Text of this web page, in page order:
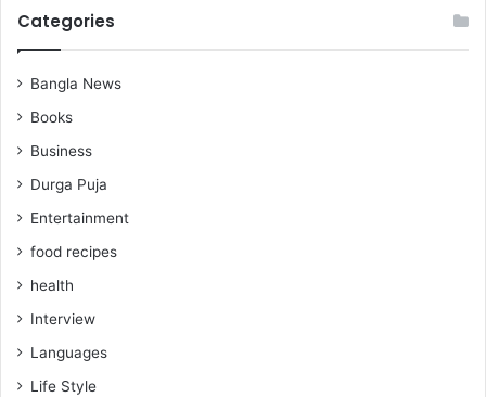
Categories
Bangla News
Books
Business
Durga Puja
Entertainment
food recipes
health
Interview
Languages
Life Style